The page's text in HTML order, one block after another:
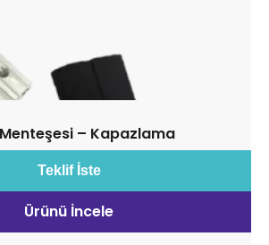
Menteşesi – Kapazlama
Teklif İste
Ürünü İncele